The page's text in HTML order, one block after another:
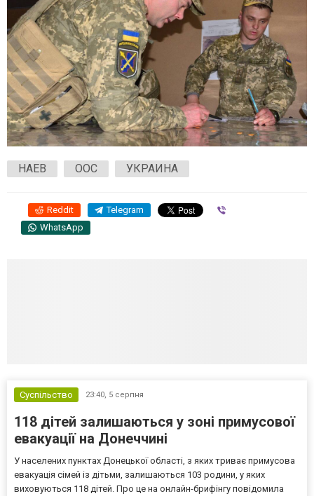
НАЕВ ООС УКРАИНА
Reddit Telegram
WhatsApp
Суспільство 23:40, 5 серпня
118 дітей залишаються у зоні примусової
евакуації на Донеччині
У населених пунктах Донецької області, з яких триває примусова
евакуація сімей із дітьми, залишаються 103 родини, у яких
виховуються 118 дітей. Про це на онлайн-брифінгу повідомила